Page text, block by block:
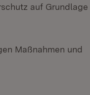
auf Grundlage
Maßnahmen und